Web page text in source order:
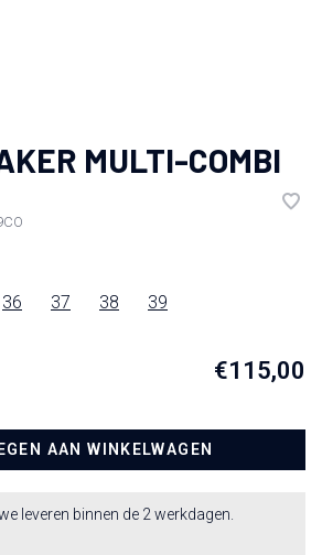
MULTI-COMBI
36 37 38 39
€115,00
AAN WINKELWAGEN
leveren binnen de 2 werkdagen.